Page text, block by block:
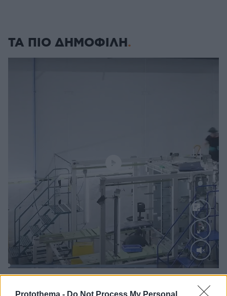
Protothema - Do Not Process My Personal
ΤΑ ΠΙΟ ΔΗΜΟΦΙΛΗ
Loaded
Οι πρώτες εικόνες του νέου Canadair 515 που
06.08.2026, 10:22